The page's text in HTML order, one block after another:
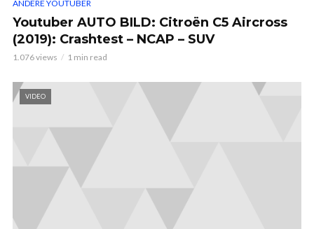
ANDERE YOUTUBER
Youtuber AUTO BILD: Citroën C5 Aircross
(2019): Crashtest – NCAP – SUV
1.076 views 1 min read
VIDEO